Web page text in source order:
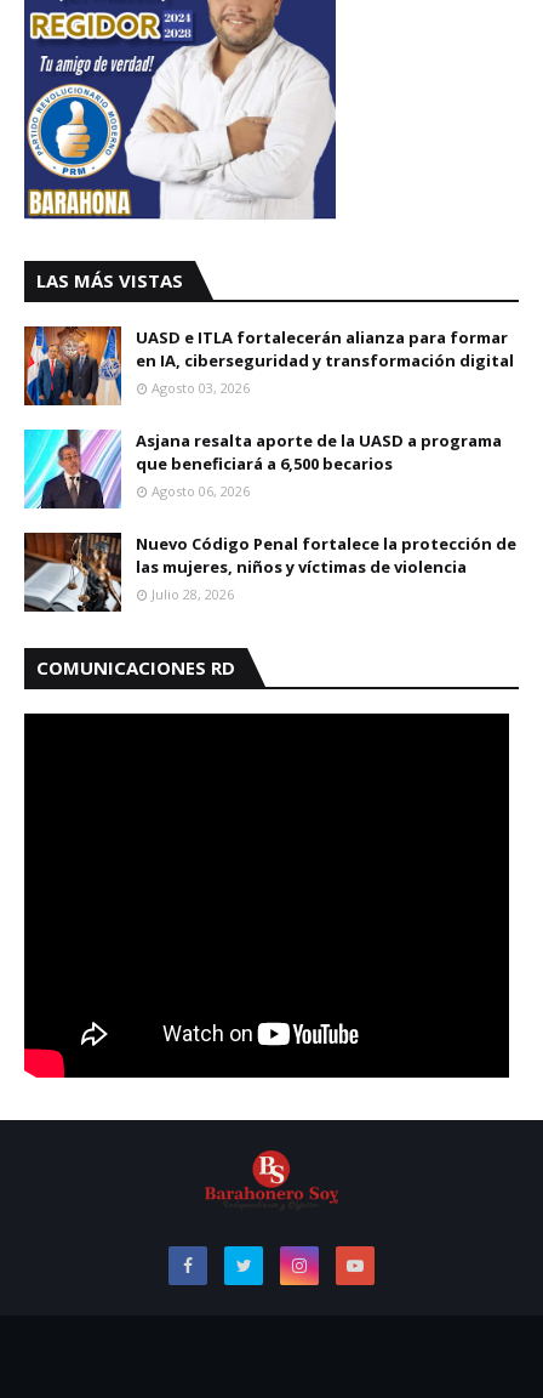
LAS MÁS VISTAS
UASD e ITLA fortalecerán alianza para formar
en IA, ciberseguridad y transformación digital
Agosto 03, 2026
Asjana resalta aporte de la UASD a programa
que beneficiará a 6,500 becarios
Agosto 06, 2026
Nuevo Código Penal fortalece la protección de
las mujeres, niños y víctimas de violencia
Julio 28, 2026
COMUNICACIONES RD